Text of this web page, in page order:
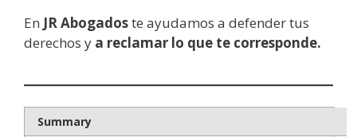
En JR Abogadoste ayudamos a defender tus
derechos y a reclamar lo que te corresponde.
Summary